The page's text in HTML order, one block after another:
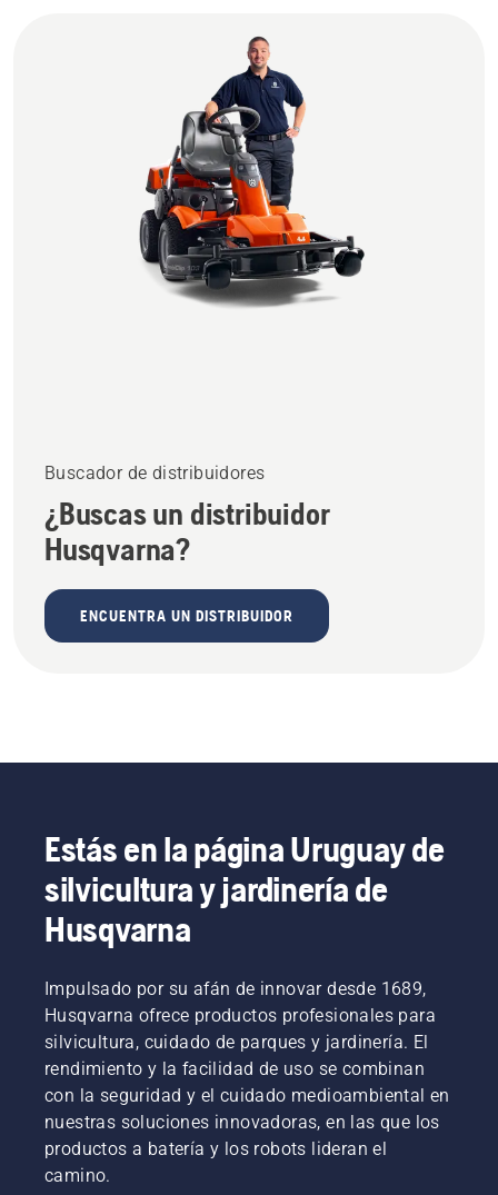
Buscador de distribuidores
¿Buscas un distribuidor
Husqvarna?
ENCUENTRA UN DISTRIBUIDOR
Estás en la página Uruguay de
silvicultura y jardinería de
Husqvarna
Impulsado por su afán de innovar desde 1689,
Husqvarna ofrece productos profesionales para
silvicultura, cuidado de parques y jardinería. El
rendimiento y la facilidad de uso se combinan
con la seguridad y el cuidado medioambiental en
nuestras soluciones innovadoras, en las que los
productos a batería y los robots lideran el
camino.